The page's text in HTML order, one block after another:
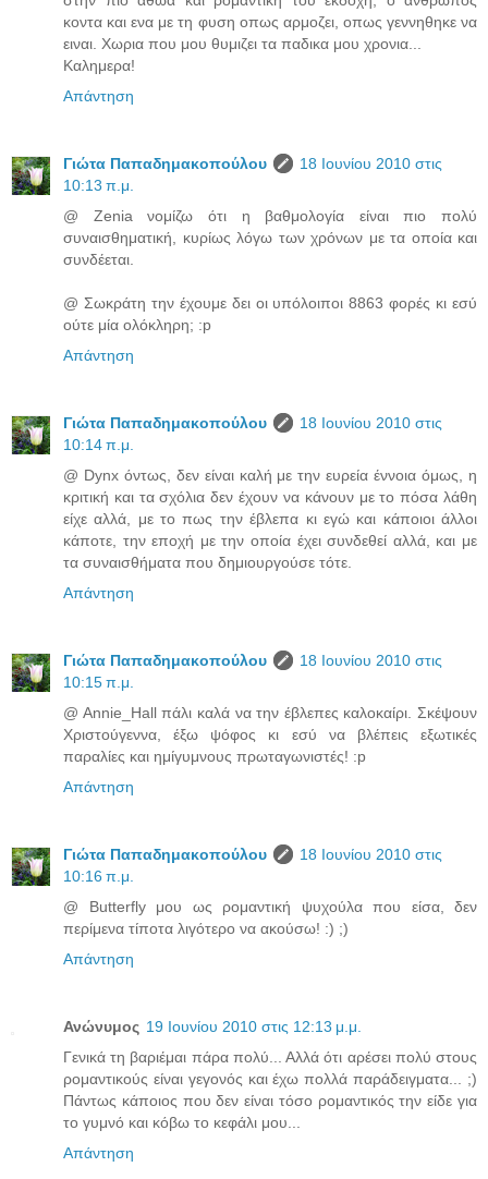
κοντα και ενα με τη φυση οπως αρμοζει, οπως γεννηθηκε να
ειναι. Χωρια που μου θυμιζει τα παδικα μου χρονια...
Καλημερα!
Απάντηση
Γιώτα Παπαδημακοπούλου
18 Ιουνίου 2010 στις
10:13 π.μ.
@ Zenia νομίζω ότι η βαθμολογία είναι πιο πολύ
συναισθηματική, κυρίως λόγω των χρόνων με τα οποία και
συνδέεται.
@ Σωκράτη την έχουμε δει οι υπόλοιποι 8863 φορές κι εσύ
ούτε μία ολόκληρη; :p
Απάντηση
Γιώτα Παπαδημακοπούλου
18 Ιουνίου 2010 στις
10:14 π.μ.
@ Dynx όντως, δεν είναι καλή με την ευρεία έννοια όμως, η
κριτική και τα σχόλια δεν έχουν να κάνουν με το πόσα λάθη
είχε αλλά, με το πως την έβλεπα κι εγώ και κάποιοι άλλοι
κάποτε, την εποχή με την οποία έχει συνδεθεί αλλά, και με
τα συναισθήματα που δημιουργούσε τότε.
Απάντηση
Γιώτα Παπαδημακοπούλου
18 Ιουνίου 2010 στις
10:15 π.μ.
@ Annie_Hall πάλι καλά να την έβλεπες καλοκαίρι. Σκέψουν
Χριστούγεννα, έξω ψόφος κι εσύ να βλέπεις εξωτικές
παραλίες και ημίγυμνους πρωταγωνιστές! :p
Απάντηση
Γιώτα Παπαδημακοπούλου
18 Ιουνίου 2010 στις
10:16 π.μ.
@ Butterfly μου ως ρομαντική ψυχούλα που είσα, δεν
περίμενα τίποτα λιγότερο να ακούσω! :) ;)
Απάντηση
Ανώνυμος 19 Ιουνίου 2010 στις 12:13 μ.μ.
Γενικά τη βαριέμαι πάρα πολύ... Αλλά ότι αρέσει πολύ στους
ρομαντικούς είναι γεγονός και έχω πολλά παράδειγματα... ;)
Πάντως κάποιος που δεν είναι τόσο ρομαντικός την είδε για
το γυμνό και κόβω το κεφάλι μου...
Απάντηση